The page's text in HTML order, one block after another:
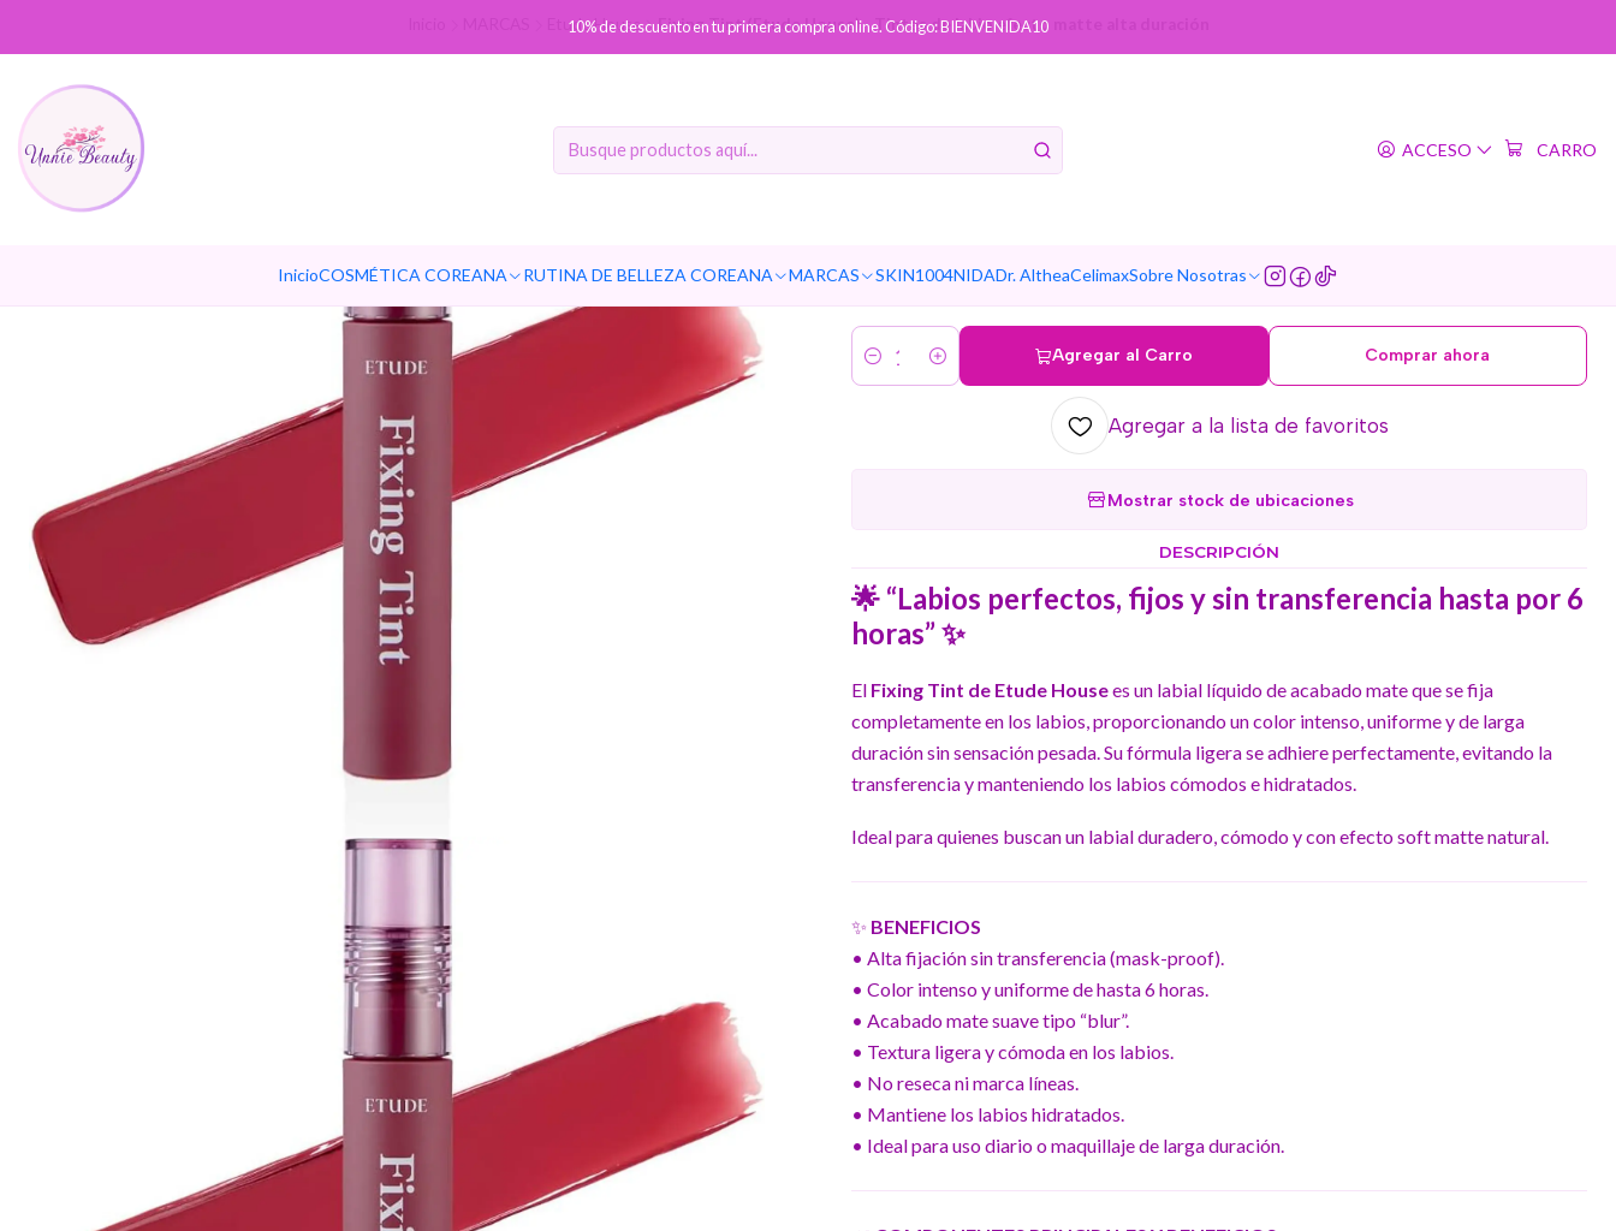
ACCESO CARRO
InicioCOSMÉTICA COREANA RUTINA DE BELLEZA COREANA MARCAS SKIN1004NIDADr. AltheaCelimaxSobre Nosotras
10% de descuento en tu primera compra online. Código: BIENVENIDA10
Etude House Fixing Tint (Etude House) - Tintes de labio efecto matte alta duración
Fixing Tint (Etude House) - Tintes
de labio efecto matte alta duración
01 Analog Rose 10 Smoky Cherry 11 Rose Blending
Cantidad
Agregar al Carro Comprar ahora
Agregar a la lista de favoritos
Mostrar stock de ubicaciones
DESCRIPCIÓN
🌟 “Labios perfectos, fijos y sin transferencia hasta por 6
horas” ✨
El Fixing Tint de Etude Housees un labial líquido de acabado mate que se fija
completamente en los labios, proporcionando un color intenso, uniforme y de larga
duración sin sensación pesada. Su fórmula ligera se adhiere perfectamente, evitando la
transferencia y manteniendo los labios cómodos e hidratados.
Ideal para quienes buscan un labial duradero, cómodo y con efecto soft matte natural.
✨ BENEFICIOS
• Alta fijación sin transferencia (mask-proof).
• Color intenso y uniforme de hasta 6 horas.
• Acabado mate suave tipo “blur”.
• Textura ligera y cómoda en los labios.
• No reseca ni marca líneas.
• Mantiene los labios hidratados.
• Ideal para uso diario o maquillaje de larga duración.